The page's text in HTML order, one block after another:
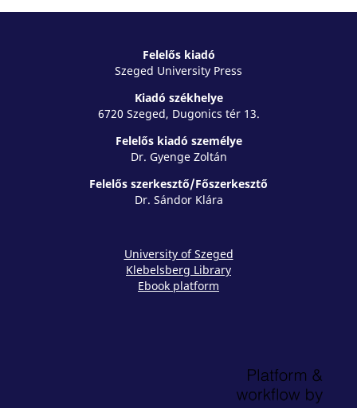
Felelős kiadó
Szeged University Press
Kiadó székhelye
6720 Szeged, Dugonics tér 13.
Felelős kiadó személye
Dr. Gyenge Zoltán
Felelős szerkesztő/Főszerkesztő
Dr. Sándor Klára
University of Szeged
Klebelsberg Library
Ebook platform